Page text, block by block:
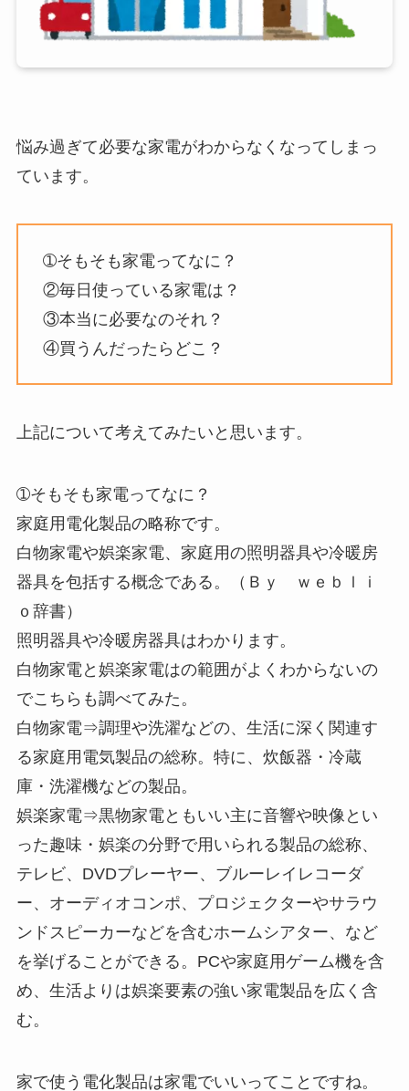
悩み過ぎて必要な家電がわからなくなってしまっ
ています。
➀そもそも家電ってなに？
②毎日使っている家電は？
③本当に必要なのそれ？
④買うんだったらどこ？
上記について考えてみたいと思います。
➀そもそも家電ってなに？
家庭用電化製品の略称です。
白物家電や娯楽家電、家庭用の照明器具や冷暖房
器具を包括する概念である。（Ｂｙ ｗｅｂｌｉ
ｏ辞書）
照明器具や冷暖房器具はわかります。
白物家電と娯楽家電はの範囲がよくわからないの
でこちらも調べてみた。
白物家電⇒調理や洗濯などの、生活に深く関連す
る家庭用電気製品の総称。特に、炊飯器・冷蔵
庫・洗濯機などの製品。
娯楽家電⇒黒物家電ともいい主に音響や映像とい
った趣味・娯楽の分野で用いられる製品の総称、
テレビ、DVDプレーヤー、ブルーレイレコーダ
ー、オーディオコンポ、プロジェクターやサラウ
ンドスピーカーなどを含むホームシアター、など
を挙げることができる。PCや家庭用ゲーム機を含
め、生活よりは娯楽要素の強い家電製品を広く含
む。
家で使う電化製品は家電でいいってことですね。